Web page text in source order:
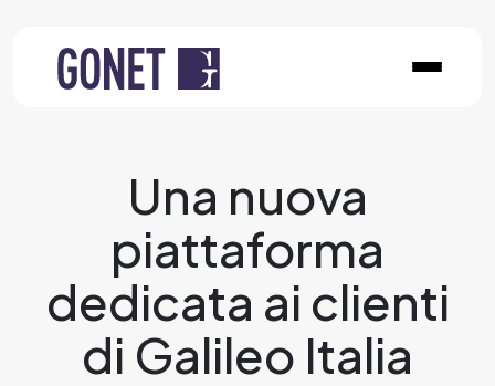
Una nuova
piattaforma
dedicata ai clienti
di Galileo Italia